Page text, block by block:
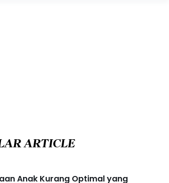
ARTICLE
Anak Kurang Optimal yang